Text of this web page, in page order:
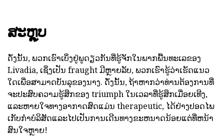
ສະຫຼຸບ
ດັ່ງນັ້ນ, ພວກເຮົາເບິ່ງຢູ່ພູດຽວກັນທີ່ຮູ້ຈັກໃນພາກພື້ນທະເລຂອງ
Livadia, ເຊິ່ງເປັນ fraught ມີຫຼາຍລັບ, ພວກເຮົາຮູ້ວ່າເຮັດແນວ
ໃດເພື່ອສາມາດບັນລຸຂອງນາງ. ດັ່ງນັ້ນ, ຖ້າຫາກວ່າທ່ານຕ້ອງການທີ່
ຈະປະສົບຄວາມຮູ້ສຶກຂອງ triumph ໃນເວລາທີ່ຮູ້ສຶກເມື່ອຍເທີງ,
ແລະຫາຍໃຈທາງອາກາດສົດແມ່ນ therapeutic, ໄດ້ຢ່າງປອດໄພ
ເກັບກໍາບໍລິສັດແລະໄປເປັນການເດີນທາງຂະຫນາດນ້ອຍແຕ່ທີ່ຫນ້າ
ສົນໃຈຫຼາຍ!